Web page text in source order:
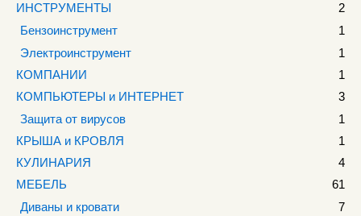
ИНСТРУМЕНТЫ
2
Бензоинструмент
1
Электроинструмент
1
КОМПАНИИ
1
КОМПЬЮТЕРЫ и ИНТЕРНЕТ
3
Защита от вирусов
1
КРЫША и КРОВЛЯ
1
КУЛИНАРИЯ
4
МЕБЕЛЬ
61
Диваны и кровати
7